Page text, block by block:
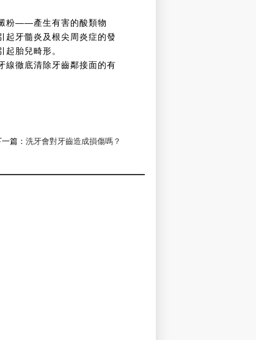
粉——產生有害的酸類物
起牙髓炎及根尖周炎症的發
胎兒畸形。
線徹底清除牙齒鄰接面的有
篇： 洗牙會對牙齒造成損傷嗎？